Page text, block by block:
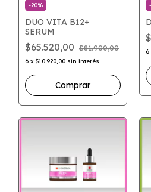
-20%
DUO VITA B12+
SERUM
$65.520,00 $81.900,00
6 x $10.920,00 sin interés
-
6